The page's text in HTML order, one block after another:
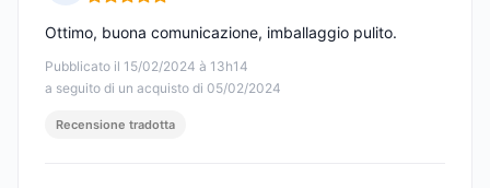
Nota: 5 su 5
Pubblicato il 15/02/2024 à 13h14
a seguito di un acquisto di 05/02/2024
Ottimo, buona comunicazione, imballaggio pulito.
Recensione tradotta